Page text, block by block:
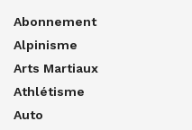
Abonnement
Alpinisme
Arts Martiaux
Athlétisme
Auto